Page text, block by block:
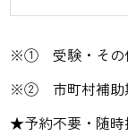
※① 受験・その
※② 市町村補助
★予約不要・随